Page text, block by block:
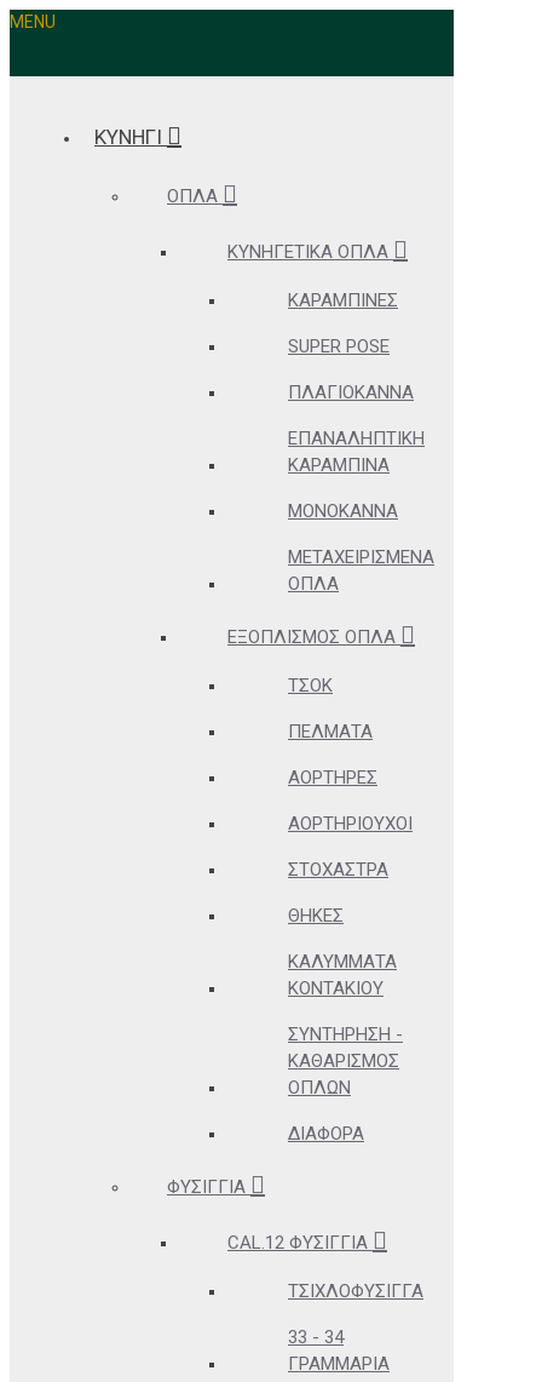
MENU
ΚΥΝΗΓΙ
ΌΠΛΑ
ΚΥΝΗΓΕΤΙΚΆ ΌΠΛΑ
ΚΑΡΑΜΠΊΝΕΣ
SUPER POSE
ΠΛΑΓΙΌΚΑΝΝΑ
ΕΠΑΝΑΛΗΠΤΙΚΉ
ΚΑΡΑΜΠΊΝΑ
ΜΟΝΌΚΑΝΝΑ
ΜΕΤΑΧΕΙΡΙΣΜΈΝΑ
ΌΠΛΑ
ΕΞΟΠΛΙΣΜΌΣ ΌΠΛΑ
ΤΣΟΚ
ΠΈΛΜΑΤΑ
ΑΟΡΤΉΡΕΣ
ΑΟΡΤΗΡΙΟΎΧΟΙ
ΣΤΌΧΑΣΤΡΑ
ΘΉΚΕΣ
ΚΑΛΎΜΜΑΤΑ
ΚΟΝΤΑΚΊΟΥ
ΣΥΝΤΉΡΗΣΗ -
ΚΑΘΑΡΙΣΜΌΣ
ΌΠΛΩΝ
ΔΙΆΦΟΡΑ
ΦΥΣΊΓΓΙΑ
CAL.12 ΦΥΣΊΓΓΙΑ
ΤΣΙΧΛΟΦΎΣΙΓΓΑ
33 - 34
ΓΡΑΜΜΆΡΙΑ